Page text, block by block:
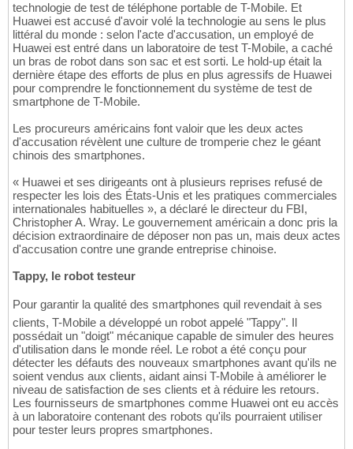
technologie de test de téléphone portable de T-Mobile. Et
Huawei est accusé d'avoir volé la technologie au sens le plus
littéral du monde : selon l'acte d'accusation, un employé de
Huawei est entré dans un laboratoire de test T-Mobile, a caché
un bras de robot dans son sac et est sorti. Le hold-up était la
dernière étape des efforts de plus en plus agressifs de Huawei
pour comprendre le fonctionnement du système de test de
smartphone de T-Mobile.
Les procureurs américains font valoir que les deux actes
d'accusation révèlent une culture de tromperie chez le géant
chinois des smartphones.
« Huawei et ses dirigeants ont à plusieurs reprises refusé de
respecter les lois des États-Unis et les pratiques commerciales
internationales habituelles », a déclaré le directeur du FBI,
Christopher A. Wray. Le gouvernement américain a donc pris la
décision extraordinaire de déposer non pas un, mais deux actes
d'accusation contre une grande entreprise chinoise.
Tappy, le robot testeur
Pour garantir la qualité des smartphones quil revendait à ses
clients, T-Mobile a développé un robot appelé "Tappy". Il
possédait un "doigt" mécanique capable de simuler des heures
d'utilisation dans le monde réel. Le robot a été conçu pour
détecter les défauts des nouveaux smartphones avant qu'ils ne
soient vendus aux clients, aidant ainsi T-Mobile à améliorer le
niveau de satisfaction de ses clients et à réduire les retours.
Les fournisseurs de smartphones comme Huawei ont eu accès
à un laboratoire contenant des robots qu'ils pourraient utiliser
pour tester leurs propres smartphones.